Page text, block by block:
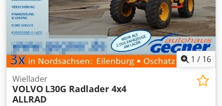
1 / 16
Wiellader
VOLVO L30G Radlader 4x4
ALLRAD